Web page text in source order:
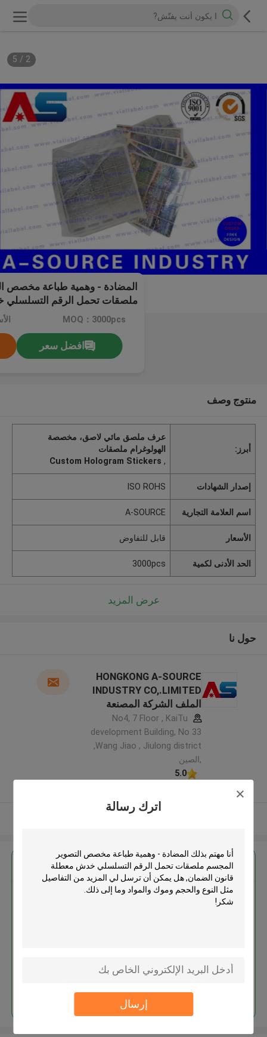
اترك رسالة
إرسال
2
/
5
المضادة - وهمية طباعة مخصص
ملصقات تحمل الرقم
الضمان
MOQ：3000pcs
افضل سعر
منتوج وصف
أبرز:
عرف ملصق مائي لاصق، مخصصة
الهولوغرام ملصقات
,
Custom Hologram Stickers
إصدار الشهادات ISO ROHS
اسم العلامة التجارية A-SOURCE
الأسعار قابل للتفاوض
الحد الأدنى لكمية 3000pcs
عرض المزيد
حول نا
HONGKONG A-SOURCE
INDUSTRY CO,.LIMITED
الملف الشركة المصنعة
No4, 7 Floor , KaiTu
development Building, No 33
,Wang Jiao , Jiulong district
,الصين
5.0
احصل على افضل سعر ل
استمر